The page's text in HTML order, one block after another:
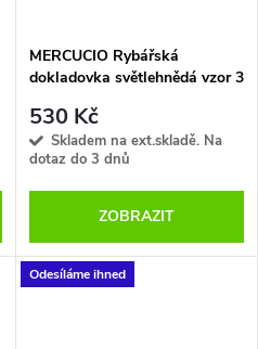
MERCUCIO Rybářská
dokladovka světlehnědá vzor 3
530 Kč
Skladem na ext.skladě. Na
dotaz do 3 dnů
ZOBRAZIT
Odesíláme ihned